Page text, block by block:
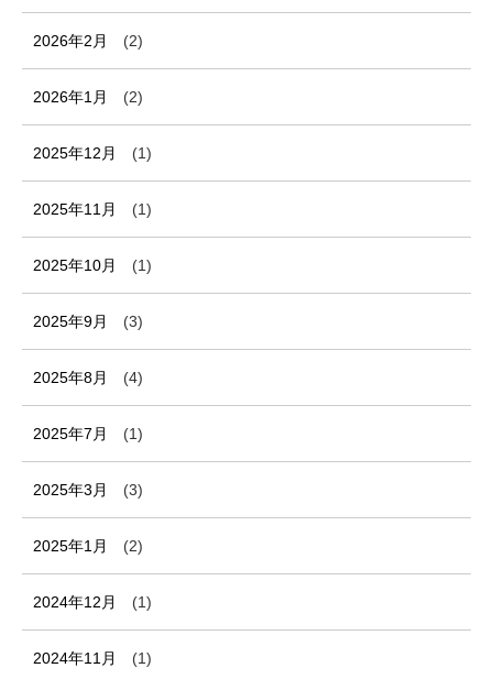
2026年2月 (2)
2026年1月 (2)
2025年12月 (1)
2025年11月 (1)
2025年10月 (1)
2025年9月 (3)
2025年8月 (4)
2025年7月 (1)
2025年3月 (3)
2025年1月 (2)
2024年12月 (1)
2024年11月 (1)